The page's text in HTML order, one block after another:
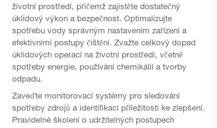
životní prostředí, přičemž zajistěte dostatečný
úklidový výkon a bezpečnost. Optimalizujte
spotřebu vody správným nastavením zařízení a
efektivními postupy čištění. Zvažte celkový dopad
úklidových operací na životní prostředí, včetně
spotřeby energie, používání chemikálií a tvorby
odpadu.
Zaveďte monitorovací systémy pro sledování
spotřeby zdrojů a identifikaci příležitostí ke zlepšení.
Pravidelné školení o udržitelných postupech